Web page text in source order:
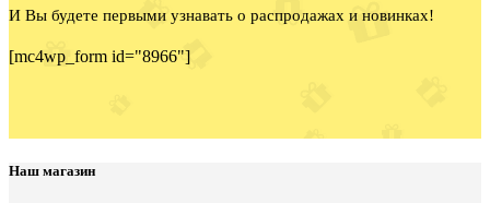
И Вы будете первыми узнавать о распродажах и новинках!
[mc4wp_form id="8966"]
Наш магазин